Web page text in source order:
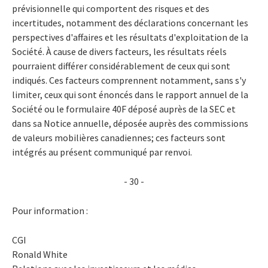
prévisionnelle qui comportent des risques et des
incertitudes, notamment des déclarations concernant les
perspectives d'affaires et les résultats d'exploitation de la
Société. À cause de divers facteurs, les résultats réels
pourraient différer considérablement de ceux qui sont
indiqués. Ces facteurs comprennent notamment, sans s'y
limiter, ceux qui sont énoncés dans le rapport annuel de la
Société ou le formulaire 40F déposé auprès de la SEC et
dans sa Notice annuelle, déposée auprès des commissions
de valeurs mobilières canadiennes; ces facteurs sont
intégrés au présent communiqué par renvoi.
- 30 -
Pour information :
CGI
Ronald White